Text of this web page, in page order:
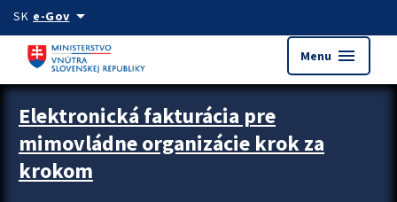
Preskocit na hlavný obsah
SK e-Govarrow_drop_down
Menu menu
Zastavit automatický posun upútavok
Elektronická fakturácia pre
mimovládne organizácie krok za
krokom